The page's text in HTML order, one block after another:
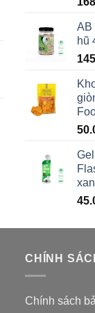
AB
hũ
CHÍNH
Chính sách